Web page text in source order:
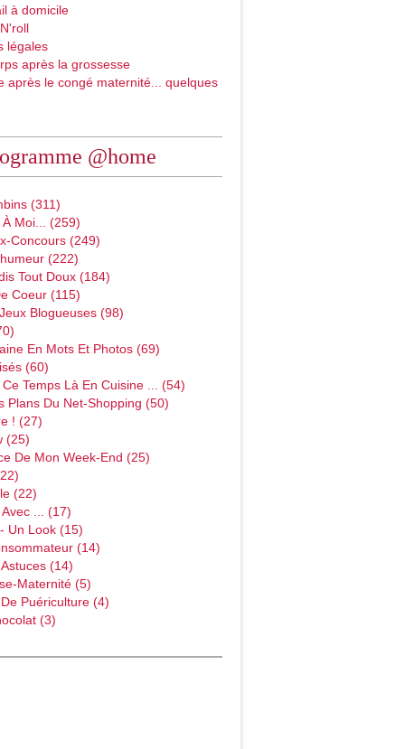
à domicile
légales
après la grossesse
après le congé maternité... quelques
@home
(311)
À Moi... (259)
Concours (249)
(222)
Tout Doux (184)
Coeur (115)
Blogueuses (98)
En Mots Et Photos (69)
(60)
Temps Là En Cuisine ... (54)
Plans Du Net-Shopping (50)
! (27)
(25)
De Mon Week-End (25)
(22)
... (17)
Un Look (15)
(14)
(14)
Maternité (5)
Puériculture (4)
(3)